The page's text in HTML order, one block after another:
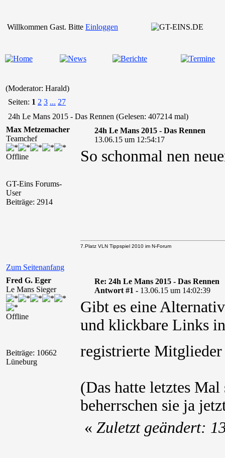
Willkommen Gast. Bitte Einloggen
(Moderator: Harald)
Seiten: 1 2 3 ... 27
24h Le Mans 2015 - Das Rennen (Gelesen: 407214 mal)
Max Metzemacher
Teamchef
Offline
GT-Eins Forums-
User
Beiträge: 2914
24h Le Mans 2015 - Das Rennen
13.06.15 um 12:54:17
So schonmal nen
Zum Seitenanfang
7.Platz VLN Tippspiel 2010 im N-Forum
Fred G. Eger
Le Mans Sieger
Offline
Beiträge: 10662
Lüneburg
Re: 24h Le Mans 2015 - Das Rennen
Antwort #1 - 13.06.15 um 14:02:39
Gibt es eine
und klickbare Links
registrierte
(Das hatte letztes
beherrschen sie ja
« Zuletzt geändert: